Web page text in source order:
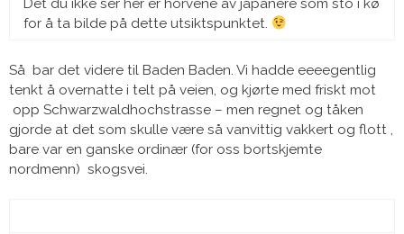
Det du ikke ser her er horvene av japanere som sto i kø
for å ta bilde på dette utsiktspunktet.
Så bar det videre til Baden Baden. Vi hadde eeeegentlig
tenkt å overnatte i telt på veien, og kjørte med friskt mot
opp Schwarzwaldhochstrasse – men regnet og tåken
gjorde at det som skulle være så vanvittig vakkert og flott ,
bare var en ganske ordinær (for oss bortskjemte
nordmenn) skogsvei.